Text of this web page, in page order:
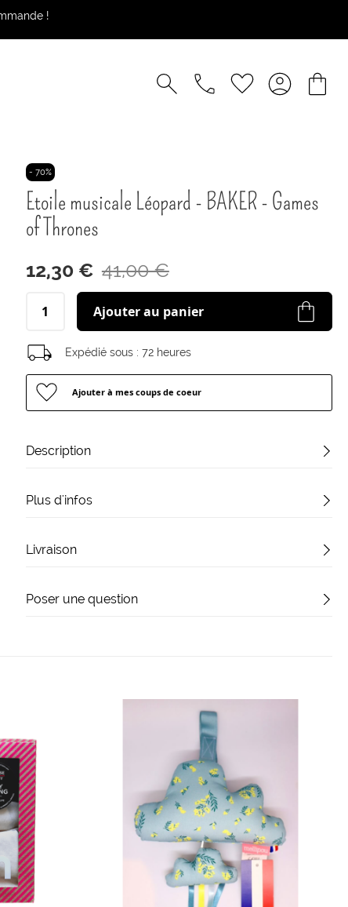
!
- 70%
Etoile musicale Léopard - BAKER - Games
of Thrones
12,30 € 41,00 €
Ajouter au panier
Expédié sous : 72 heures
Ajouter à mes coups de coeur
Description
Plus d'infos
Livraison
Poser une question